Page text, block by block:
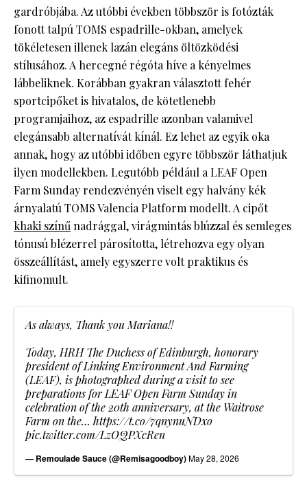
gardróbjába. Az utóbbi években többször is fotózták
fonott talpú TOMS espadrille-okban, amelyek
tökéletesen illenek lazán elegáns öltözködési
stílusához. A hercegné régóta híve a kényelmes
lábbeliknek. Korábban gyakran választott fehér
sportcipőket is hivatalos, de kötetlenebb
programjaihoz, az espadrille azonban valamivel
elegánsabb alternatívát kínál. Ez lehet az egyik oka
annak, hogy az utóbbi időben egyre többször láthatjuk
ilyen modellekben. Legutóbb például a LEAF Open
Farm Sunday rendezvényén viselt egy halvány kék
árnyalatú TOMS Valencia Platform modellt. A cipőt
khaki színűnadrággal, virágmintás blúzzal és semleges
tónusú blézerrel párosította, létrehozva egy olyan
összeállítást, amely egyszerre volt praktikus és
kifinomult.
As always, Thank you Mariana!!
Today, HRH The Duchess of Edinburgh, honorary
president of Linking Environment And Farming
(LEAF), is photographed during a visit to see
preparations for LEAF Open Farm Sunday in
celebration of the 20th anniversary, at the Waitrose
Farm on the… https://t.co/7qnynuNDxo
pic.twitter.com/LzOQPXcRen
— Remoulade Sauce (@Remisagoodboy)May 28, 2026